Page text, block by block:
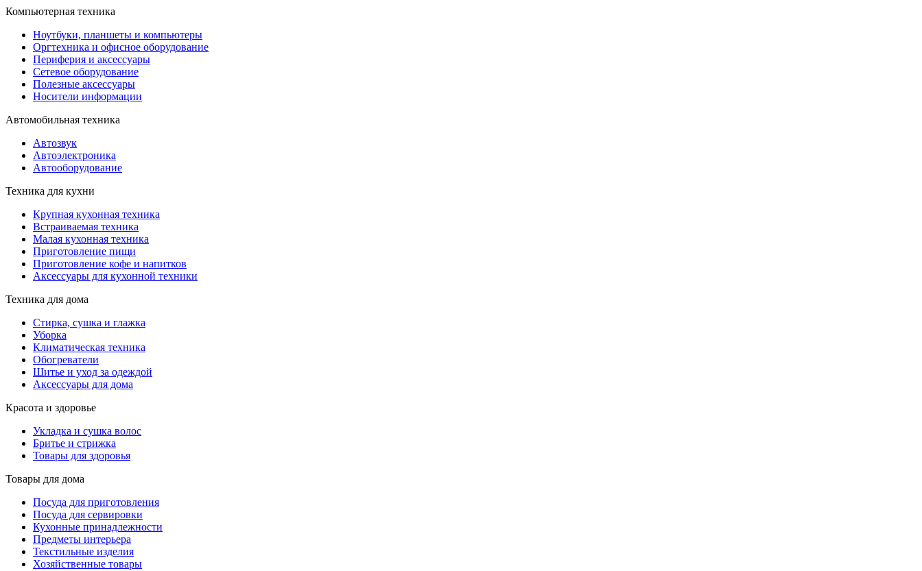
Компьютерная техника
Ноутбуки, планшеты и компьютеры
Оргтехника и офисное оборудование
Периферия и аксессуары
Cетевое оборудование
Полезные аксессуары
Носители информации
Автомобильная техника
Автозвук
Автоэлектроника
Автооборудование
Техника для кухни
Крупная кухонная техника
Встраиваемая техника
Малая кухонная техника
Приготовление пищи
Приготовление кофе и напитков
Аксессуары для кухонной техники
Техника для дома
Стирка, сушка и глажка
Уборка
Климатическая техника
Обогреватели
Шитье и уход за одеждой
Аксессуары для дома
Красота и здоровье
Укладка и сушка волос
Бритье и стрижка
Товары для здоровья
Товары для дома
Посуда для приготовления
Посуда для сервировки
Кухонные принадлежности
Предметы интерьера
Текстильные изделия
Хозяйственные товары